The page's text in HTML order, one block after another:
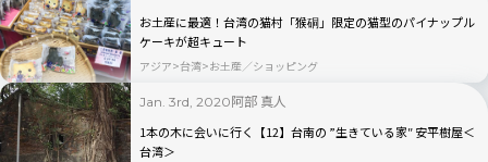
お土産に最適！台湾の猫村「猴硐」限定の猫型のパイナップル
ケーキが超キュート
アジア 台湾 お土産／ショッピング
Jan. 3rd, 2020阿部 真人
1本の木に会いに行く【12】台南の ”生きている家″ 安平樹屋＜
台湾＞